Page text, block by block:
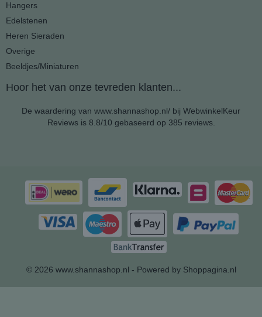
Hangers
Edelstenen
Heren Sieraden
Overige
Beeldjes/Miniaturen
Hoor het van onze tevreden klanten...
De waardering van www.shannashop.nl/ bij WebwinkelKeur
Reviewsis 8.8/10 gebaseerd op 385 reviews.
© 2026 www.shannashop.nl - Powered by Shoppagina.nl